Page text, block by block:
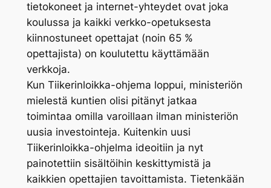
tietokoneet ja internet-yhteydet ovat joka
koulussa ja kaikki verkko-opetuksesta
kiinnostuneet opettajat (noin 65 %
opettajista) on koulutettu käyttämään
verkkoja.
Kun Tiikerinloikka-ohjema loppui, ministeriön
mielestä kuntien olisi pitänyt jatkaa
toimintaa omilla varoillaan ilman ministeriön
uusia investointeja. Kuitenkin uusi
Tiikerinloikka-ohjelma ideoitiin ja nyt
painotettiin sisältöihin keskittymistä ja
kaikkien opettajien tavoittamista. Tietenkään